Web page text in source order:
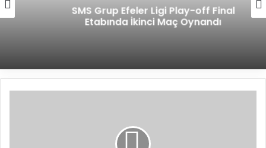
SMS Grup Efeler Ligi Play-off Final
Etabında İkinci Maç Oynandı